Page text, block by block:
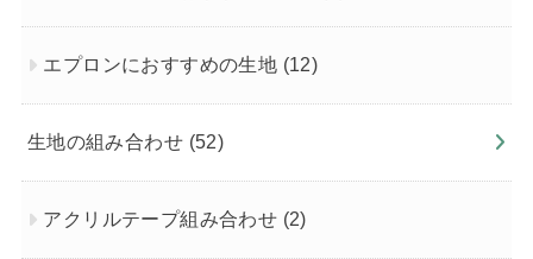
エプロンにおすすめの生地 (12)
生地の組み合わせ (52)
アクリルテープ組み合わせ (2)